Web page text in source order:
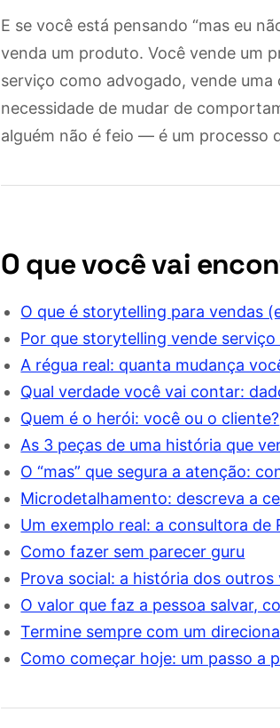
E se você está pensando “mas eu
venda um produto. Você vende um
serviço como advogado, vende
necessidade de mudar de
alguém não é feio — é um processo
O que você vai
O que é storytelling para vendas
Por que storytelling vende
A régua real: quanta mudança
Qual verdade você vai contar:
Quem é o herói: você ou o cliente?
As 3 peças de uma história que
O “mas” que segura a atenção:
Microdetalhamento: descreva a
Um exemplo real: a consultora de
Como fazer sem parecer guru
Prova social: a história dos outros
O valor que faz a pessoa salvar,
Termine sempre com um
Como começar hoje: um passo a